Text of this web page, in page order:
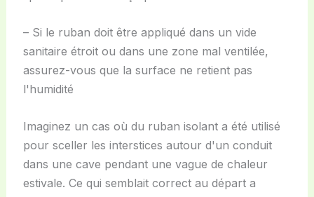
– Si le ruban doit être appliqué dans un vide
sanitaire étroit ou dans une zone mal ventilée,
assurez-vous que la surface ne retient pas
l'humidité
Imaginez un cas où du ruban isolant a été utilisé
pour sceller les interstices autour d'un conduit
dans une cave pendant une vague de chaleur
estivale. Ce qui semblait correct au départ a